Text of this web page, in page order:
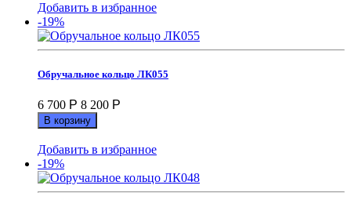
Добавить в избранное
-19%
Обручальное кольцо ЛК055
6 700 Р 8 200 Р
В корзину
Добавить в избранное
-19%